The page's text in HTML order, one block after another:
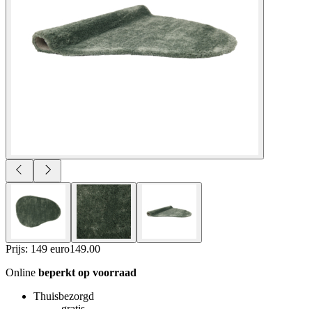
Prijs: 149 euro149.00
Online beperkt op voorraad
Thuisbezorgd